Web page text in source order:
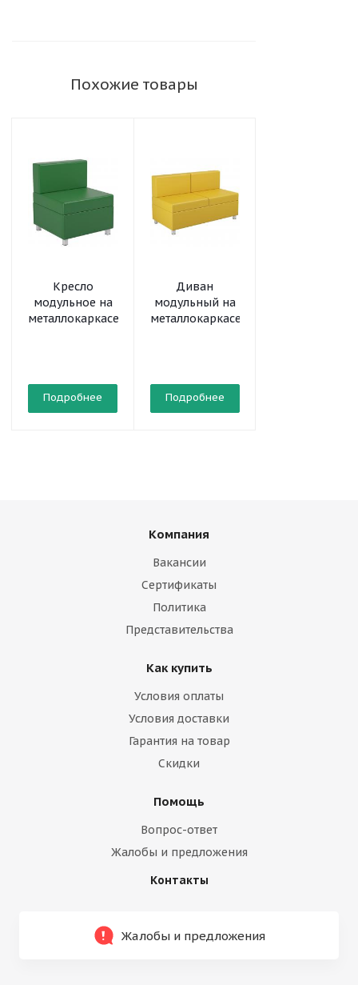
Похожие товары
Кресло
модульное на
металлокаркасе
Подробнее
Диван
модульный на
металлокаркасе
Подробнее
Компания
Вакансии
Сертификаты
Политика
Представительства
Как купить
Условия оплаты
Условия доставки
Гарантия на товар
Скидки
Помощь
Вопрос-ответ
Жалобы и предложения
Контакты
Жалобы и предложения